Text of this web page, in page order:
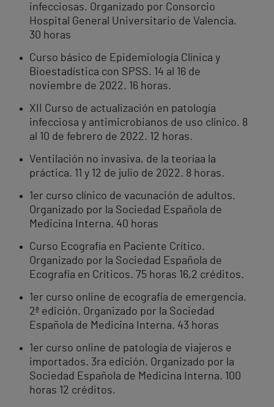
infecciosas. Organizado por Consorcio
Hospital General Universitario de Valencia.
30 horas
Curso básico de Epidemiología Clínica y
Bioestadística con SPSS. 14 al 16 de
noviembre de 2022. 16 horas.
XII Curso de actualización en patología
infecciosa y antimicrobianos de uso clínico. 8
al 10 de febrero de 2022. 12 horas.
Ventilación no invasiva, de la teoríaa la
práctica. 11 y 12 de julio de 2022. 8 horas.
1er curso clínico de vacunación de adultos.
Organizado por la Sociedad Española de
Medicina Interna. 40 horas
Curso Ecografía en Paciente Crítico.
Organizado por la Sociedad Española de
Ecografía en Críticos. 75 horas 16,2 créditos.
1er curso online de ecografía de emergencia.
2ª edición. Organizado por la Sociedad
Española de Medicina Interna. 43 horas
1er curso online de patología de viajeros e
importados. 3ra edición. Organizado por la
Sociedad Española de Medicina Interna. 100
horas 12 créditos.